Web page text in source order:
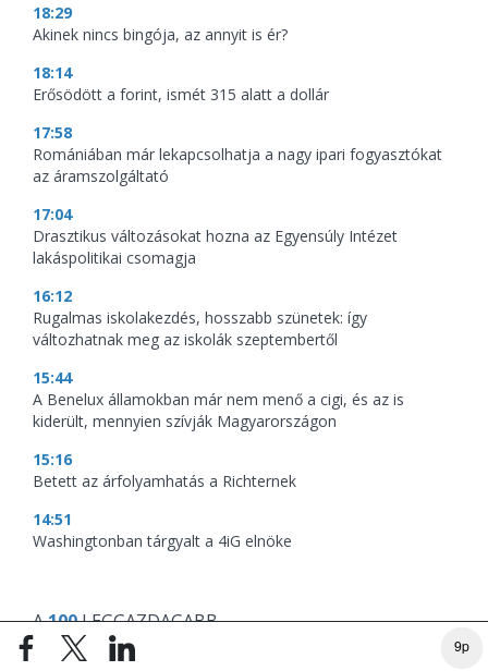
9p
18:29
Akinek nincs bingója, az annyit is ér?
18:14
Erősödött a forint, ismét 315 alatt a dollár
17:58
Romániában már lekapcsolhatja a nagy ipari fogyasztókat
az áramszolgáltató
17:04
Drasztikus változásokat hozna az Egyensúly Intézet
lakáspolitikai csomagja
16:12
Rugalmas iskolakezdés, hosszabb szünetek: így
változhatnak meg az iskolák szeptembertől
15:44
A Benelux államokban már nem menő a cigi, és az is
kiderült, mennyien szívják Magyarországon
15:16
Betett az árfolyamhatás a Richternek
14:51
Washingtonban tárgyalt a 4iG elnöke
A100LEGGAZDAGABB